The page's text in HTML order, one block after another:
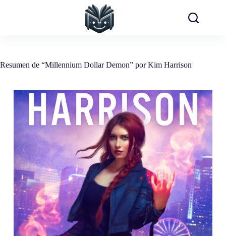
Resumen de “Millennium Dollar Demon” por Kim Harrison